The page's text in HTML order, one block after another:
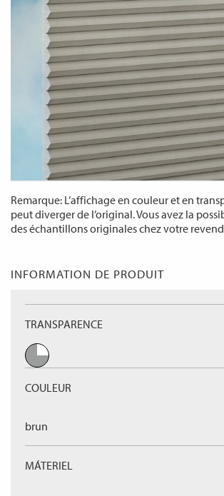
Remarque: L’affichage en couleur et en
peut diverger de l’original. Vous avez la
des échantillons originales chez votre
INFORMATION DE PRODUIT
TRANSPARENCE
COULEUR
brun
MÁTERIEL